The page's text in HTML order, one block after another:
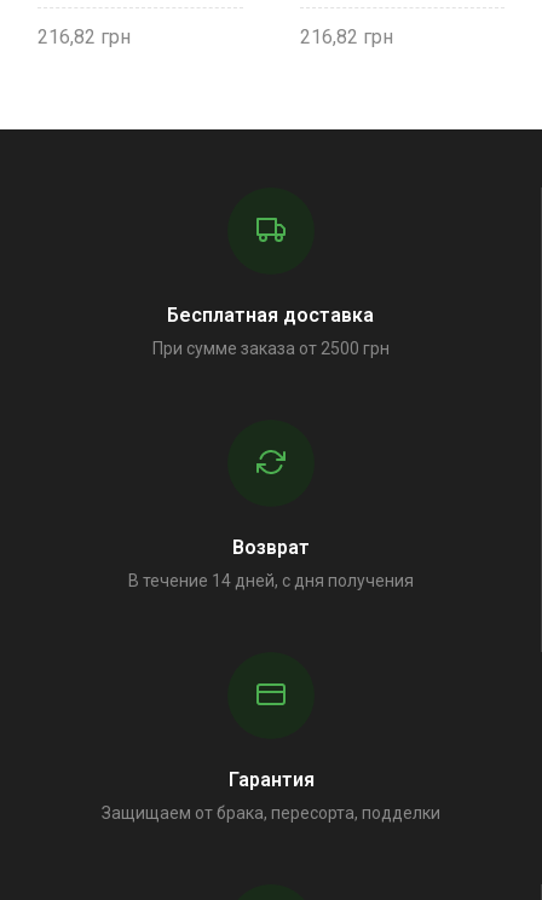
216,82 216,82
Бесплатная доставка
При сумме заказа от 2500 грн
Возврат
В течение 14 дней, с дня получения
Гарантия
Защищаем от брака, пересорта, подделки